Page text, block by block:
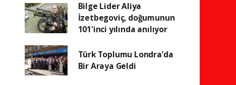
Bilge Lider Aliya
İzetbegoviç, doğumunun
101'inci yılında anılıyor
Türk Toplumu Londra’da
Bir Araya Geldi